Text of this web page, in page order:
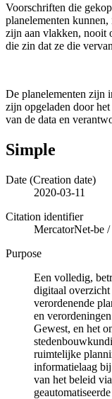
Voorschriften die
planelementen
zijn aan vlakken, nooit
die zin dat ze die
De planelementen zijn
zijn opgeladen door het
van de data en
Simple
Date (Creation date)
2020-03-11
Citation identifier
MercatorNet-be /
Purpose
Een volledig,
digitaal
verordenende
en
Gewest, en het
ruimtelijke
informatielaag
van het beleid